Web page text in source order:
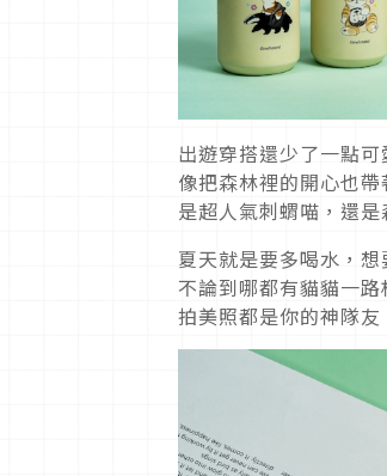
出遊穿搭還少了一點
像把森林裡的開心也
是超人氣刺蝟喵，還
夏天就是要多喝水，
不論到哪都有貓貓一
拍美照都是你的神隊友